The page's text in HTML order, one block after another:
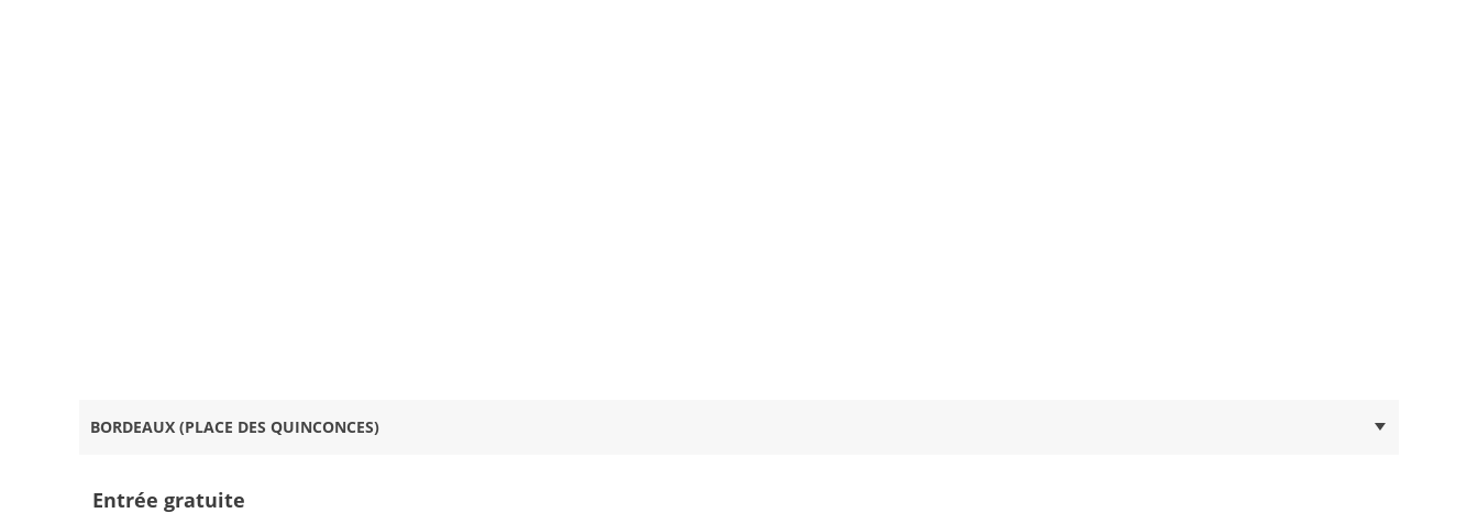
BORDEAUX (PLACE DES QUINCONCES)
Entrée gratuite